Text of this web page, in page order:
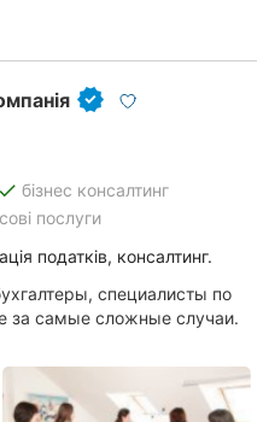
done бізнес консалтинг
послуги
податків, консалтинг.
специалисты по
за самые сложные случаи.